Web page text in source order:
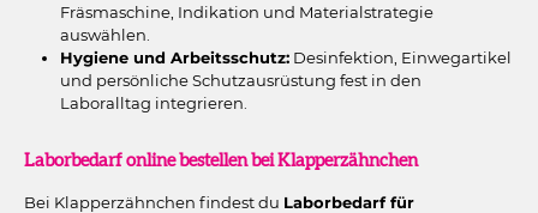
Fräsmaschine, Indikation und Materialstrategie
auswählen.
Hygiene und Arbeitsschutz: Desinfektion, Einwegartikel
und persönliche Schutzausrüstung fest in den
Laboralltag integrieren.
Laborbedarf online bestellen bei Klapperzähnchen
Bei Klapperzähnchen findest du Laborbedarf für